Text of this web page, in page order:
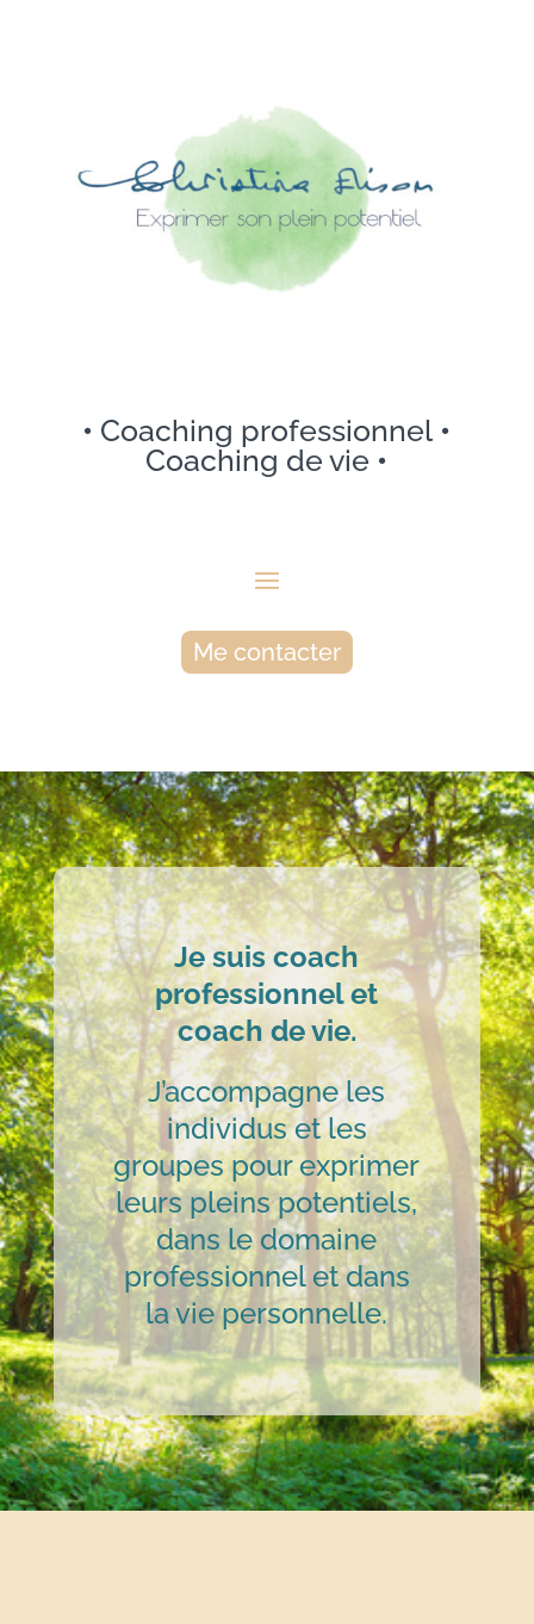
• Coaching professionnel •
Coaching de vie •
Me contacter
Je suis coach
professionnel et
coach de vie.
J’accompagne les
individus et les
groupes pour exprimer
leurs pleins potentiels,
dans le domaine
professionnel et dans
la vie personnelle.